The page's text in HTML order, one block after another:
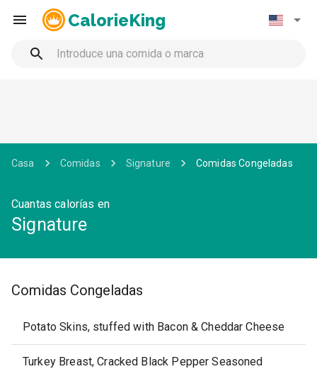
CalorieKing
Casa Comidas Signature Comidas Congeladas
Cuantas calorías en
Signature
Comidas Congeladas
Potato Skins, stuffed with Bacon & Cheddar Cheese
Turkey Breast, Cracked Black Pepper Seasoned